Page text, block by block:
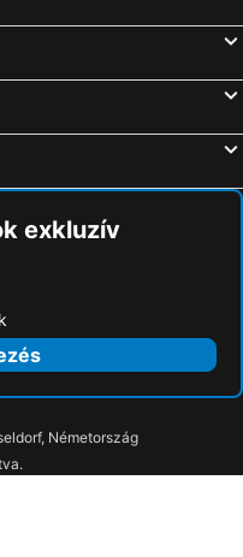
exkluzív
Németország